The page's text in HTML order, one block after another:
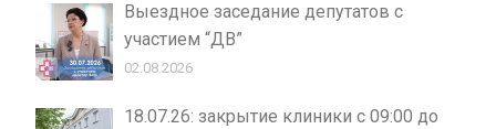
Выездное заседание депутатов с
участием “ДВ”
02.08.2026
18.07.26: закрытие клиники с 09:00 до